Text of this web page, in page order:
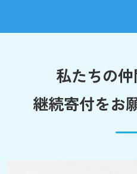
私たちの
継続寄付をお